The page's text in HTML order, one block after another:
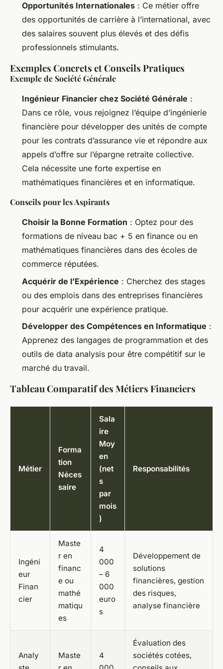
Opportunités Internationales : Ce métier offre
des opportunités de carrière à l’international, avec
des salaires souvent plus élevés et des défis
professionnels stimulants.
Exemples Concrets et Conseils Pratiques
Exemple de Société Générale
Ingénieur Financier chez Société Générale :
Dans ce rôle, vous rejoignez l’équipe d’ingénierie
financière pour développer des unités de compte
pour les contrats d’assurance vie et répondre aux
appels d’offre sur l’épargne retraite collective.
Cela nécessite une forte expertise en
mathématiques financières et en informatique.
Conseils pour les Aspirants
Choisir la Bonne Formation : Optez pour des
formations de niveau bac + 5 en finance ou en
mathématiques financières dans des écoles de
commerce réputées.
Acquérir de l’Expérience : Cherchez des stages
ou des emplois dans des entreprises financières
pour acquérir une expérience pratique.
Développer des Compétences en Informatique :
Apprenez des langages de programmation et des
outils de data analysis pour être compétitif sur le
marché du travail.
Tableau Comparatif des Métiers Financiers
Métier
Forma
tion
Néces
saire
Sala
ire
Moy
en
(net
s
par
mois
)
Responsabilités
Ingéni
eur
Finan
cier
Maste
r en
financ
e ou
mathé
matiqu
es
4
000
– 6
000
euro
s
Développement de
solutions
financières, gestion
des risques,
analyse financière
Analy
Maste
4
Évaluation des
sociétés cotées,